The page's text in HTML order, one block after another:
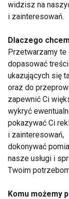
wskazana.
ZDROWIE
DIETY
widzisz na
i zainteresowań.
Dlaczego
Przetwarzamy te
dopasować
ukazujących się
oraz do
zapewnić Ci
wykryć
pokazywać Ci
i zainteresowań,
dokonywać
nasze usługi i
Twoim
Komu możemy